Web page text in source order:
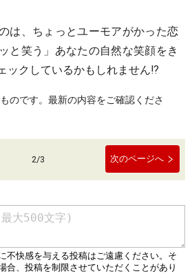
は、ちょっとユーモアがかった恋
と笑う」あなたの自然な笑顔をき
ックしているかもしれません!?
のです。最新の内容をご確認くださ
2/3 次のページへ